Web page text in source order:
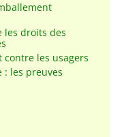
les droits des
contre les usagers
: les preuves